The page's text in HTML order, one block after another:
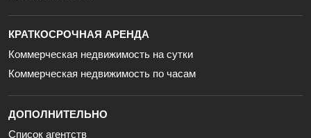
КРАТКОСРОЧНАЯ АРЕНДА
Коммерческая недвижимость на сутки
Коммерческая недвижимость по часам
ДОПОЛНИТЕЛЬНО
Список агентств